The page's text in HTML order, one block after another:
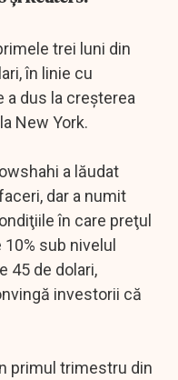
trei luni din
în linie cu
a dus la creşterea
New York.
a lăudat
dar a numit
în care preţul
sub nivelul
45 de dolari,
investorii că
primul trimestru din